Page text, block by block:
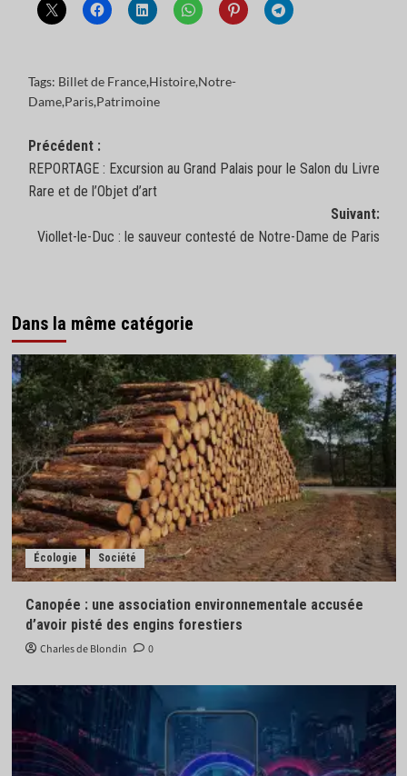
Tags: Billet de France,Histoire,Notre-
Dame,Paris,Patrimoine
Navigation
d’article
Précédent :
REPORTAGE : Excursion au Grand Palais pour le Salon du Livre
Rare et de l’Objet d’art
Suivant:
Viollet-le-Duc : le sauveur contesté de Notre-Dame de Paris
Dans la même catégorie
Écologie Société
Canopée : une association environnementale accusée
d’avoir pisté des engins forestiers
Charles de Blondin 0